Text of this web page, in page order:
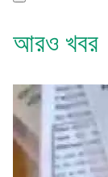
আরও খবর